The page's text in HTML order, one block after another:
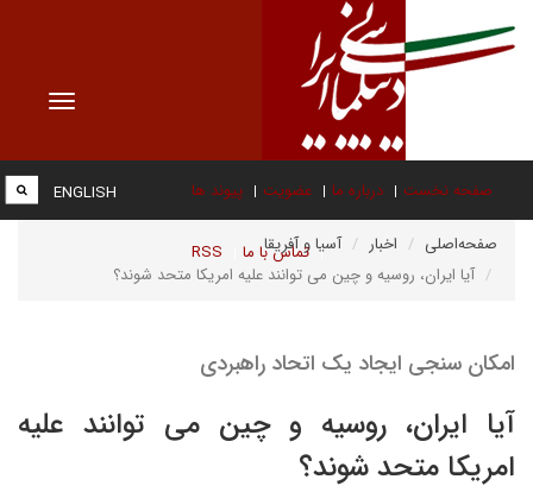
Toggle
صفحه نخست درباره ما عضویت پیوند ها
تماس با ما RSS
ENGLISH
صفحه‌اصلی اخبار
آسیا و آفریقا
آیا ایران، روسیه و چین می توانند علیه امریکا متحد شوند؟
امکان سنجی ایجاد یک اتحاد راهبردی
آیا ایران، روسیه و چین می توانند علیه
امریکا متحد شوند؟